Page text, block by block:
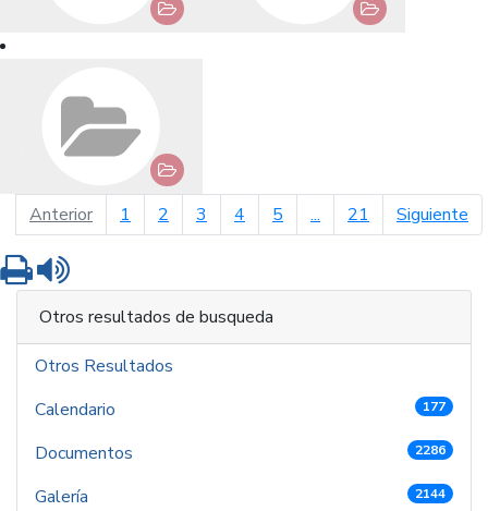
Anteriorpágina anterior
1 2 3 4 5 ... 21 Siguiente
Imprimir
Otros resultados de busqueda
Otros Resultados
Calendario
177
Documentos 2286
Galería 2144